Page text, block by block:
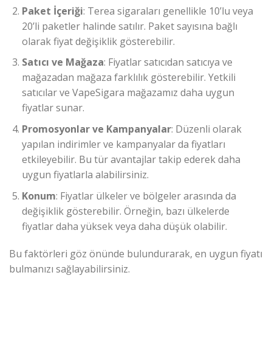
Paket İçeriği: Terea sigaraları genellikle 10’lu veya
20’li paketler halinde satılır. Paket sayısına bağlı
olarak fiyat değişiklik gösterebilir.
Satıcı ve Mağaza: Fiyatlar satıcıdan satıcıya ve
mağazadan mağaza farklılık gösterebilir. Yetkili
satıcılar ve VapeSigara mağazamız daha uygun
fiyatlar sunar.
Promosyonlar ve Kampanyalar: Düzenli olarak
yapılan indirimler ve kampanyalar da fiyatları
etkileyebilir. Bu tür avantajlar takip ederek daha
uygun fiyatlarla alabilirsiniz.
Konum: Fiyatlar ülkeler ve bölgeler arasında da
değişiklik gösterebilir. Örneğin, bazı ülkelerde
fiyatlar daha yüksek veya daha düşük olabilir.
Bu faktörleri göz önünde bulundurarak, en uygun fiyatı
bulmanızı sağlayabilirsiniz.